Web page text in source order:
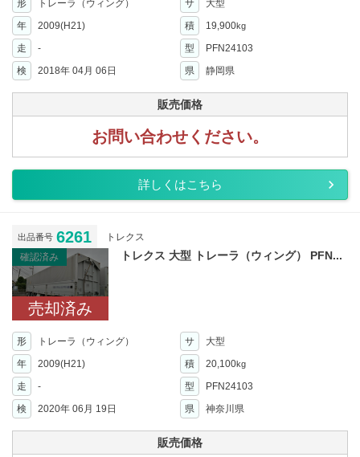
形 トレーラ（ウィング） サ
大型
年
2009(H21) 積 19,900kg
走 - 型
PFN24103
検
2018年 04月 06日 県 静岡県
販売価格
お問い合わせください。
詳しくはこちら
出品番号 6261
トレクス
確認済み
売却済み
トレクス 大型 トレーラ（ウィング） PFN...
形 トレーラ（ウィング） サ
大型
年
2009(H21) 積 20,100kg
走 - 型
PFN24103
検
2020年 06月 19日 県 神奈川県
販売価格